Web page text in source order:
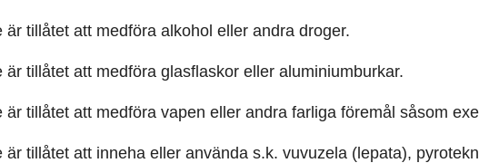
tillåtet att medföra alkohol eller andra droger.
tillåtet att medföra glasflaskor eller aluminiumburkar.
tillåtet att medföra vapen eller andra farliga föremål såsom
tillåtet att inneha eller använda s.k. vuvuzela (lepata),